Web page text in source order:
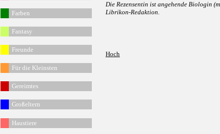
Farben
Fantasy
Freunde
Für die Kleinsten
Gereimtes
Großeltern
Haustiere
Die Rezensentin ist angehende Biologin
Librikon-Redaktion.
Hoch